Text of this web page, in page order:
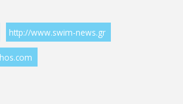
http://www.swim-news.gr